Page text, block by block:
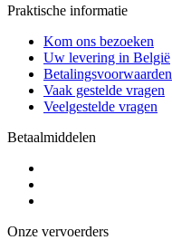
Praktische informatie
Kom ons bezoeken
Uw levering in België
Betalingsvoorwaarden
Vaak gestelde vragen
Veelgestelde vragen
Betaalmiddelen
Onze vervoerders